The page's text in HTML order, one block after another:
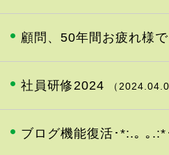
顧問、50年間お疲れ様
社員研修2024 （
ブログ機能復活･*:.｡ ｡.:*